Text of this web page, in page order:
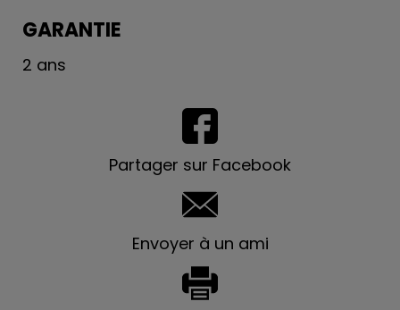
GARANTIE
2 ans
Partager sur Facebook
Envoyer à un ami